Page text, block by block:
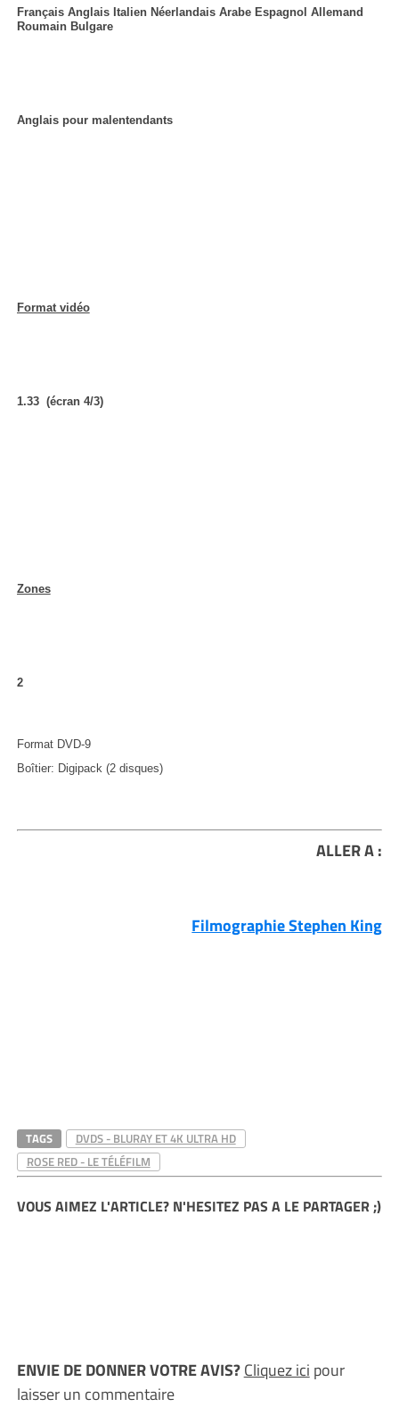
Français Anglais Italien Néerlandais Arabe Espagnol Allemand
Roumain Bulgare
Anglais pour malentendants
Format vidéo
1.33 (écran 4/3)
Zones
2
Format DVD-9
Boîtier: Digipack (2 disques)
ALLER A :
Filmographie Stephen King
TAGS
DVDS - BLURAY ET 4K ULTRA HD
ROSE RED - LE TÉLÉFILM
VOUS AIMEZ L'ARTICLE? N'HESITEZ PAS A LE PARTAGER ;)
ENVIE DE DONNER VOTRE AVIS?Cliquez ici pour
laisser un commentaire